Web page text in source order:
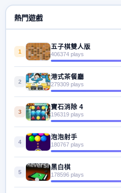
熱門遊戲
1
五子棋雙人版
406374 plays
2
港式茶餐廳
279309 plays
3
寶石消除 4
196319 plays
4
泡泡射手
180767 plays
5
黑白棋
178596 plays